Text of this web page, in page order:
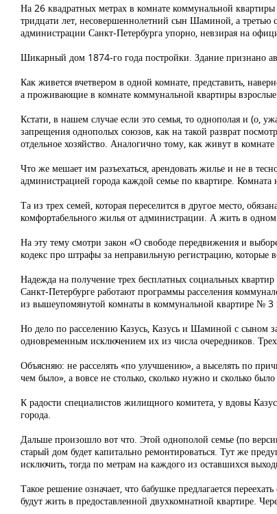
На 26 квадратных метрах в комнате коммунальной
тридцати лет, несовершеннолетний сын Шаминой, а
администрации Санкт-Петербурга упорно, невзирая на
Шикарный дом 1874-го года постройки. Здание признано
Как живется вчетвером в одной комнате, представить,
а проживающие в комнате коммунальной квартиры
Кстати, в нашем случае если это семья, то однополая и (о,
запрещения однополых союзов, как на такой разврат
отдельное хозяйство. Аналогично тому, как живут в
Что же мешает им разъехаться, арендовать жилье и не в
администрацией города каждой семье по квартире.
Та из трех семей, которая переселится в другое место,
комфортабельного жилья от администрации. А жить в
На эту тему смотри закон «О свободе передвижения и
кодекс про штрафы за неправильную регистрацию, которые
Надежда на получение трех бесплатных социальных
Санкт-Петербурге работают программы расселения
из вышеупомянутой комнаты в коммунальной квартире №
Но дело по расселению Казусь, Казусь и Шаминой с сыном
одновременным исключением их из числа очередников.
Объясняю: не расселять «по улучшению», а выселять по
чем было», а вовсе не столько, сколько нужно и сколько
К радости специалистов жилищного комитета, у вдовы
города.
Дальше произошло вот что. Этой однополой семье (по
старый дом будет капитально ремонтироваться. Тут же
исключить, тогда по метрам на каждого из оставшихся
Такое решение означает, что бабушке предлагается
будут жить в предоставленной двухкомнатной квартире.